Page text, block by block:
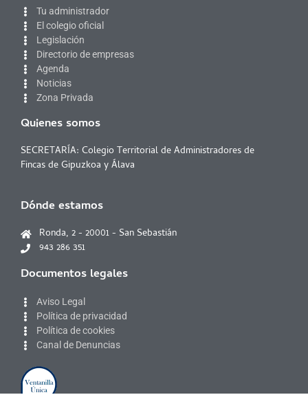
Tu administrador
El colegio oficial
Legislación
Directorio de empresas
Agenda
Noticias
Zona Privada
Quienes somos
SECRETARÍA: Colegio Territorial de Administradores de
Fincas de Gipuzkoa y Álava
Dónde estamos
Ronda, 2 - 20001 - San Sebastián
943 286 351
Documentos legales
Aviso Legal
Política de privacidad
Política de cookies
Canal de Denuncias